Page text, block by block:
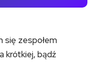
się zespołem
krótkiej, bądź